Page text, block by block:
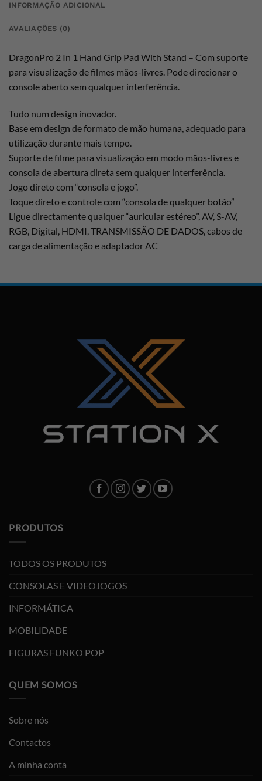
INFORMAÇÃO ADICIONAL
AVALIAÇÕES (0)
DragonPro 2 In 1 Hand Grip Pad With Stand – Com suporte
para visualização de filmes mãos-livres. Pode direcionar o
console aberto sem qualquer interferência.
Tudo num design inovador.
Base em design de formato de mão humana, adequado para
utilização durante mais tempo.
Suporte de filme para visualização em modo mãos-livres e
consola de abertura direta sem qualquer interferência.
Jogo direto com “consola e jogo”.
Toque direto e controle com “consola de qualquer botão”
Ligue directamente qualquer “auricular estéreo”, AV, S-AV,
RGB, Digital, HDMI, TRANSMISSÃO DE DADOS, cabos de
carga de alimentação e adaptador AC
PRODUTOS
TODOS OS PRODUTOS
CONSOLAS E VIDEOJOGOS
INFORMÁTICA
MOBILIDADE
FIGURAS FUNKO POP
QUEM SOMOS
Sobre nós
Contactos
A minha conta